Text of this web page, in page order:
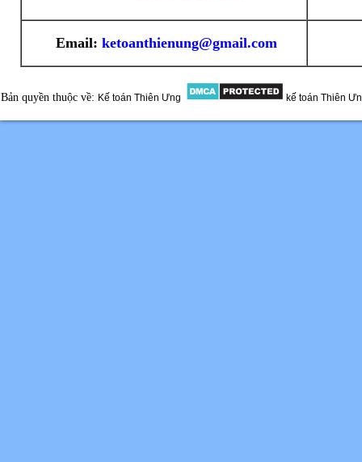
Email: ketoanthienung@gmail.com
Bản quyền thuộc về: Kế toán Thiên Ưng kế toán Thiên